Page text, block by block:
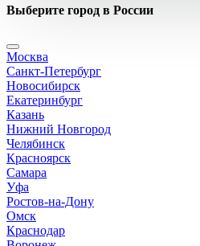
стекла
стеклоочистители
топливная система
тормозная система
трансмиссия
Выберите город в России
Москва
Санкт-Петербург
Новосибирск
Екатеринбург
Казань
Нижний Новгород
Челябинск
Красноярск
Самара
Уфа
Ростов-на-Дону
Омск
Краснодар